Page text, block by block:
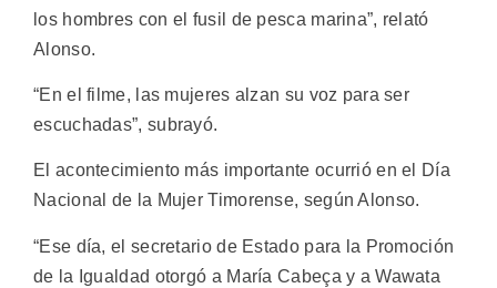
los hombres con el fusil de pesca marina”, relató
Alonso.
“En el filme, las mujeres alzan su voz para ser
escuchadas”, subrayó.
El acontecimiento más importante ocurrió en el Día
Nacional de la Mujer Timorense, según Alonso.
“Ese día, el secretario de Estado para la Promoción
de la Igualdad otorgó a María Cabeça y a Wawata